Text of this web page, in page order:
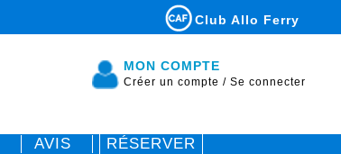
Club Allo Ferry
MON COMPTE
Créer un compte / Se connecter
AVIS RÉSERVER